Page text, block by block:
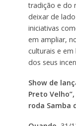
tradição e do
deixar de
iniciativas
em ampliar,
culturais e
dos seus
Show de
Preto
roda Samba